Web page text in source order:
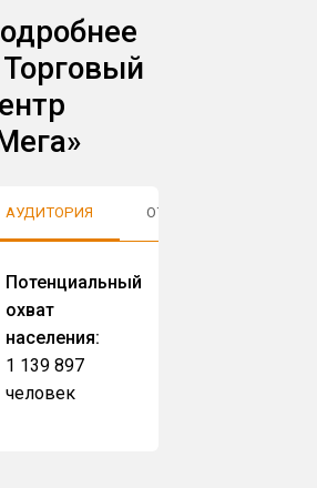
АУДИТОРИЯ ОТЗЫВЫ
Потенциальный
охват
населения:
1 139 897
человек